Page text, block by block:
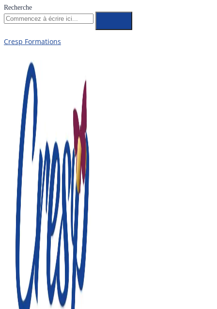
Recherche
Cresp Formations